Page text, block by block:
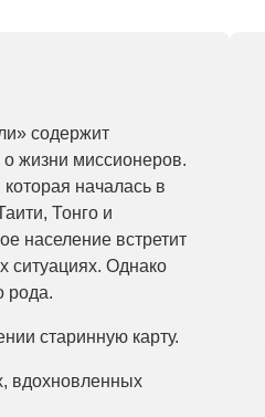
содержит
жизни миссионеров.
началась в
Тонго и
население встретит
ситуациях. Однако
рода.
старинную карту.
вдохновленных